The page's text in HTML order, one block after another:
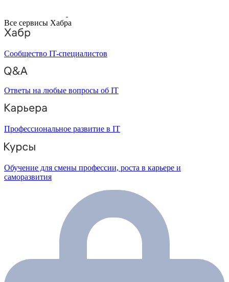
Все сервисы Хабра
Сообщество IT-специалистов
Ответы на любые вопросы об IT
Профессиональное развитие в IT
Обучение для смены профессии, роста в карьере и
саморазвития